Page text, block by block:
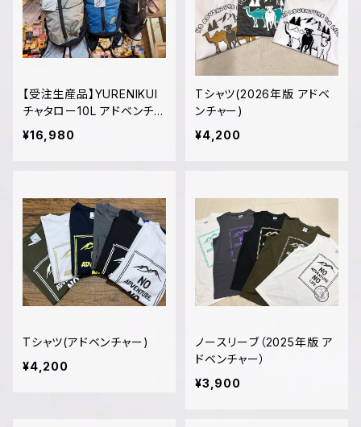
【受注生産品】YURENIKUI
チャタロー10L アドベンチャ
ーエディション
¥16,980
Tシャツ(2026年版 アドベ
ンチャー)
¥4,200
Tシャツ(アドベンチャー)
¥4,200
ノースリーブ（2025年版 ア
ドベンチャー）
¥3,900